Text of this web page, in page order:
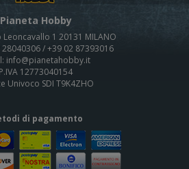
Pianeta Hobby
Leoncavallo 1 20131 MILANO
28040306 / +39 02 87393016
info@pianetahobby.it
P.IVA 12773040154
Univoco SDI T9K4ZHO
di pagamento